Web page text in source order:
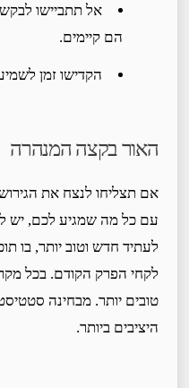
אל תתביישו
הם קיימים.
הקדישו זמן
האור בקצה המנהרה
אם תצליחו לנצח את
עם כל מה שמגיע לכם, יש
לעתיד חדש וטוב יותר, בו
לקחי הפרק הקודם. בכל
טובים יותר. מבחינה
היציבים ביותר.